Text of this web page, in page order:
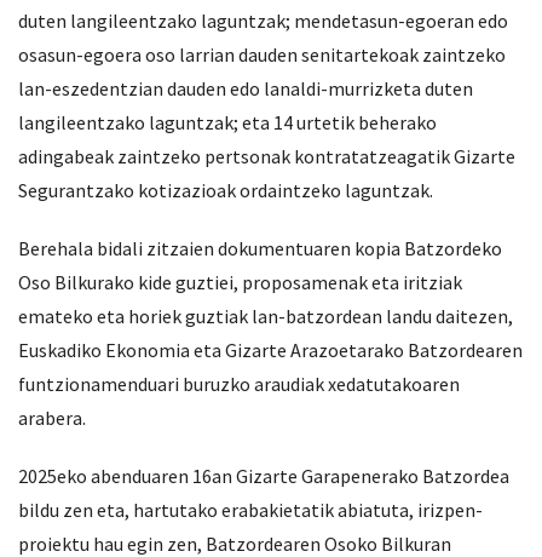
duten langileentzako laguntzak; mendetasun-egoeran edo
osasun-egoera oso larrian dauden senitartekoak zaintzeko
lan-eszedentzian dauden edo lanaldi-murrizketa duten
langileentzako laguntzak; eta 14 urtetik beherako
adingabeak zaintzeko pertsonak kontratatzeagatik Gizarte
Segurantzako kotizazioak ordaintzeko laguntzak.
Berehala bidali zitzaien dokumentuaren kopia Batzordeko
Oso Bilkurako kide guztiei, proposamenak eta iritziak
emateko eta horiek guztiak lan-batzordean landu daitezen,
Euskadiko Ekonomia eta Gizarte Arazoetarako Batzordearen
funtzionamenduari buruzko araudiak xedatutakoaren
arabera.
2025eko abenduaren 16an Gizarte Garapenerako Batzordea
bildu zen eta, hartutako erabakietatik abiatuta, irizpen-
proiektu hau egin zen, Batzordearen Osoko Bilkuran